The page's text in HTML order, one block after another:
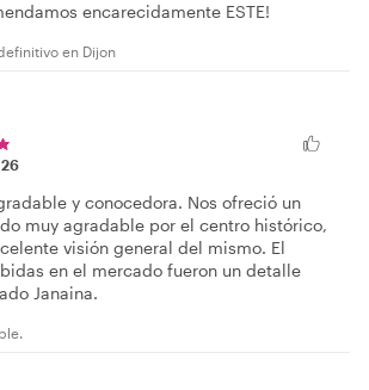
encarecidamente ESTE!
en Dijon
y conocedora. Nos ofreció un
muy agradable por el centro histórico,
visión general del mismo. El
en el mercado fueron un detalle
Janaina.